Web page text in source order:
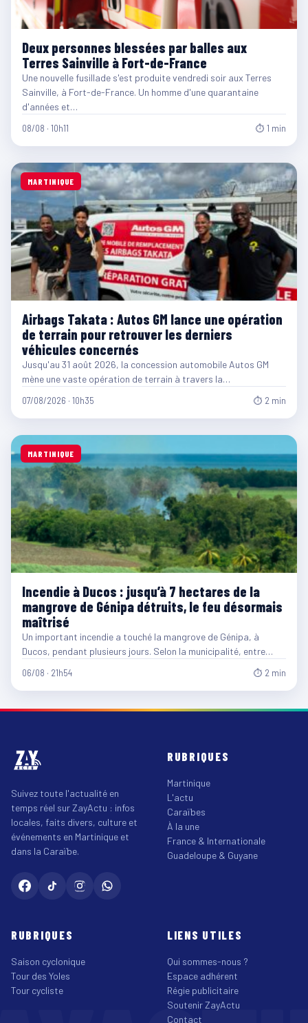
Deux personnes blessées par balles aux
Terres Sainville à Fort-de-France
Une nouvelle fusillade s'est produite vendredi soir aux Terres
Sainville, à Fort-de-France. Un homme d'une quarantaine
d'années et…
08/08 · 10h11 ⏱ 1 min
MARTINIQUE
Airbags Takata : Autos GM lance une opération
de terrain pour retrouver les derniers
véhicules concernés
Jusqu'au 31 août 2026, la concession automobile Autos GM
mène une vaste opération de terrain à travers la…
07/08/2026 · 10h35 ⏱ 2 min
MARTINIQUE
Incendie à Ducos : jusqu’à 7 hectares de la
mangrove de Génipa détruits, le feu désormais
maîtrisé
Un important incendie a touché la mangrove de Génipa, à
Ducos, pendant plusieurs jours. Selon la municipalité, entre…
06/08 · 21h54 ⏱ 2 min
Suivez toute l'actualité en
temps réel sur ZayActu : infos
locales, faits divers, culture et
événements en Martinique et
dans la Caraïbe.
RUBRIQUES
Martinique
L'actu
Caraïbes
À la une
France & Internationale
Guadeloupe & Guyane
RUBRIQUES
Saison cyclonique
Tour des Yoles
Tour cycliste
LIENS UTILES
Qui sommes-nous ?
Espace adhérent
Régie publicitaire
Soutenir ZayActu
Contact